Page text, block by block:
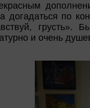
догадаться по
грусть».
и очень